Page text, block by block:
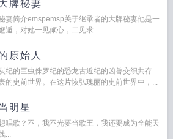
牌秘妻
妻简介emspemsp关于继承者的大牌秘妻他是一
逅，对她一见倾心，二见求...
原始人
纪的巨虫侏罗纪的恐龙古近纪的凶兽交织共存
的史前世界。在这片恢弘瑰丽的史前世界中，...
明星
唱歌？不，我不光要当歌王，我还要成为全能天
...